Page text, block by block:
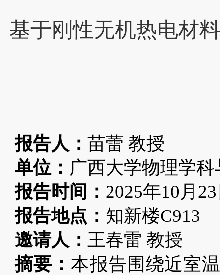
基于刚性无机热电材
报告人： 苗蕾 教授
单位： 广西大学物理学
报告时间： 2025年10月 23
报告地点： 知新楼C913
邀请人： 王春雷 教授
摘要：本报告围绕近室